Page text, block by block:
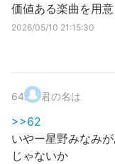
価値ある楽曲を用
2026/05/10 21:15:30
64. 君の名は
>>62
いやー星野みなみ
じゃないか